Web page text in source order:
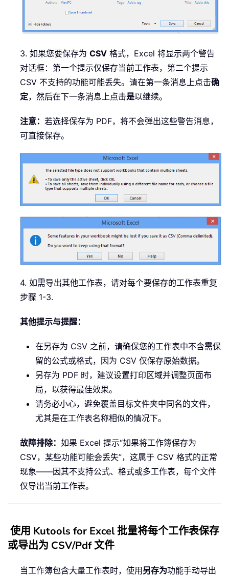
3. 如果您要保存为 CSV 格式，Excel 将显示两个警告
对话框：第一个提示仅保存当前工作表，第二个提示
CSV 不支持的功能可能丢失。请在第一条消息上点击确
定，然后在下一条消息上点击是以继续。
注意： 若选择保存为 PDF，将不会弹出这些警告消息，
可直接保存。
4. 如需导出其他工作表，请对每个要保存的工作表重复
步骤 1-3.
其他提示与提醒：
在另存为 CSV 之前，请确保您的工作表中不含需保
留的公式或格式，因为 CSV 仅保存原始数据。
另存为 PDF 时，建议设置打印区域并调整页面布
局，以获得最佳效果。
请务必小心，避免覆盖目标文件夹中同名的文件，
尤其是在工作表名称相似的情况下。
故障排除： 如果 Excel 提示“如果将工作簿保存为
CSV，某些功能可能会丢失”，这属于 CSV 格式的正常
现象——因其不支持公式、格式或多工作表，每个文件
仅导出当前工作表。
使用 Kutools for Excel 批量将每个工作表保存
或导出为 CSV/Pdf 文件
当工作簿包含大量工作表时，使用另存为功能手动导出